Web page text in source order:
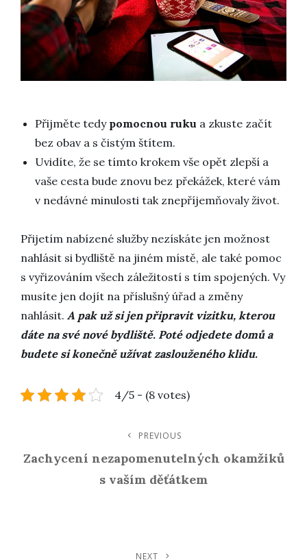
Přijměte tedy pomocnou ruku a zkuste začít
bez obav a s čistým štítem.
Uvidíte, že se tímto krokem vše opět zlepší a
vaše cesta bude znovu bez překážek, které vám
v nedávné minulosti tak znepříjemňovaly život.
Přijetím nabízené služby nezískáte jen možnost
nahlásit si bydliště na jiném místě, ale také pomoc
s vyřizováním všech záležitostí s tím spojených. Vy
musíte jen dojít na příslušný úřad a změny
nahlásit. A pak už si jen připravit vizitku, kterou
dáte na své nové bydliště. Poté odjedete domů a
budete si konečně užívat zaslouženého klidu.
4/5 - (8 votes)
Pro
Post
PREVIOUS
Zachycení nezapomenutelných okamžiků
s vaším děťátkem
NEXT